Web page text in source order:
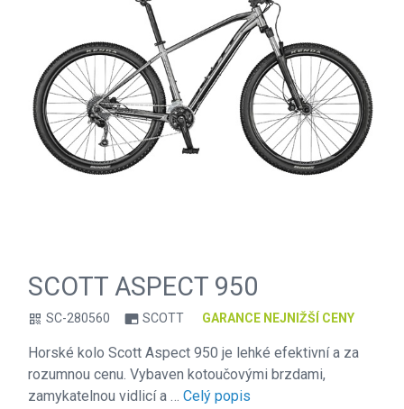
SCOTT ASPECT 950
qr_code SC-280560 branding_watermark SCOTT GARANCE NEJNIŽŠÍ CENY
Horské kolo Scott Aspect 950 je lehké efektivní a za
rozumnou cenu. Vybaven kotoučovými brzdami,
zamykatelnou vidlicí a … Celý popis